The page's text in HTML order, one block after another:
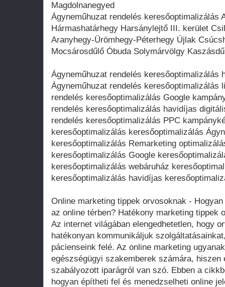
Magdolnanegyed
Ágyneműhuzat rendelés keresőoptimalizálás
Hármashatárhegy Harsánylejtő III. kerület
Aranyhegy-Ürömhegy-Péterhegy Újlak
Mocsárosdűlő Óbuda Solymárvölgy
Ágyneműhuzat rendelés keresőoptimalizálás
Ágyneműhuzat rendelés keresőoptimalizálás
rendelés keresőoptimalizálás Google
rendelés keresőoptimalizálás havidíjas
rendelés keresőoptimalizálás PPC
keresőoptimalizálás keresőoptimalizálás
keresőoptimalizálás Remarketing
keresőoptimalizálás Google
keresőoptimalizálás webáruház
keresőoptimalizálás havidíjas
Online marketing tippek orvosoknak -
az online térben? Hatékony marketing tippek
Az internet világában elengedhetetlen, hogy
hatékonyan kommunikáljuk
pácienseink felé. Az online marketing
egészségügyi szakemberek számára,
szabályozott iparágról van szó. Ebben a
hogyan építheti fel és menedzselheti online